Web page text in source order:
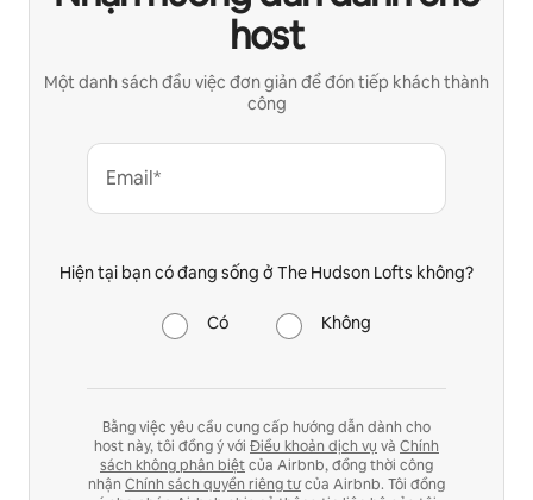
host
Một danh sách đầu việc đơn giản để đón tiếp khách thành
công
Email*
Hiện tại bạn có đang sống ở The Hudson Lofts không?
Có Không
Bằng việc yêu cầu cung cấp hướng dẫn dành cho
host này, tôi đồng ý với Điều khoản dịch vụ và Chính
sách không phân biệtcủa Airbnb, đồng thời công
nhận Chính sách quyền riêng tưcủa Airbnb. Tôi đồng